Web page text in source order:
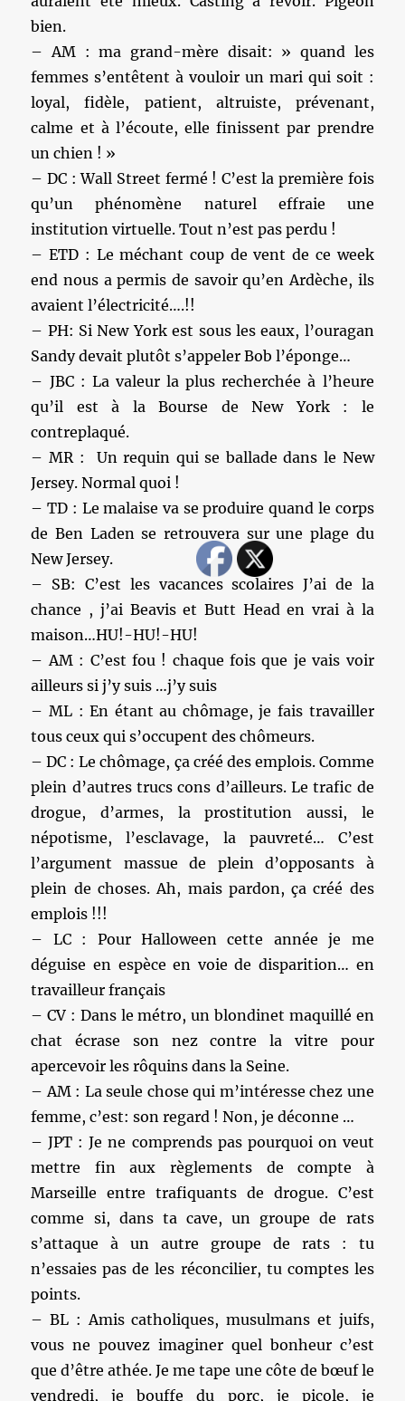
bien.
– AM : ma grand-mère disait: » quand les
femmes s’entêtent à vouloir un mari qui soit :
loyal, fidèle, patient, altruiste, prévenant,
calme et à l’écoute, elle finissent par prendre
un chien ! »
– DC : Wall Street fermé ! C’est la première fois
qu’un phénomène naturel effraie une
institution virtuelle. Tout n’est pas perdu !
– ETD : Le méchant coup de vent de ce week
end nous a permis de savoir qu’en Ardèche, ils
avaient l’électricité….!!
– PH: Si New York est sous les eaux, l’ouragan
Sandy devait plutôt s’appeler Bob l’éponge…
– JBC : La valeur la plus recherchée à l’heure
qu’il est à la Bourse de New York : le
contreplaqué.
– MR : Un requin qui se ballade dans le New
Jersey. Normal quoi !
– TD : Le malaise va se produire quand le corps
de Ben Laden se retrouvera sur une plage du
New Jersey.
– SB: C’est les vacances scolaires J’ai de la
chance , j’ai Beavis et Butt Head en vrai à la
maison…HU!-HU!-HU!
– AM : C’est fou ! chaque fois que je vais voir
ailleurs si j’y suis …j’y suis
– ML : En étant au chômage, je fais travailler
tous ceux qui s’occupent des chômeurs.
– DC : Le chômage, ça créé des emplois. Comme
plein d’autres trucs cons d’ailleurs. Le trafic de
drogue, d’armes, la prostitution aussi, le
népotisme, l’esclavage, la pauvreté… C’est
l’argument massue de plein d’opposants à
plein de choses. Ah, mais pardon, ça créé des
emplois !!!
– LC : Pour Halloween cette année je me
déguise en espèce en voie de disparition… en
travailleur français
– CV : Dans le métro, un blondinet maquillé en
chat écrase son nez contre la vitre pour
apercevoir les rôquins dans la Seine.
– AM : La seule chose qui m’intéresse chez une
femme, c’est: son regard ! Non, je déconne …
– JPT : Je ne comprends pas pourquoi on veut
mettre fin aux règlements de compte à
Marseille entre trafiquants de drogue. C’est
comme si, dans ta cave, un groupe de rats
s’attaque à un autre groupe de rats : tu
n’essaies pas de les réconcilier, tu comptes les
points.
– BL : Amis catholiques, musulmans et juifs,
vous ne pouvez imaginer quel bonheur c’est
que d’être athée. Je me tape une côte de bœuf le
vendredi, je bouffe du porc, je picole, je